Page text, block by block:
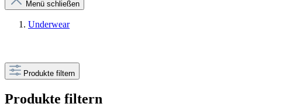
Menü schließen
Underwear
Produkte filtern
Produkte filtern